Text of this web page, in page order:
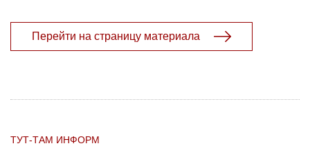
Перейти на страницу материала
ТУТ-ТАМ ИНФОРМ